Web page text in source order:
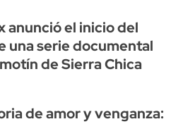
anunció el inicio del
una serie documental
de Sierra Chica
de amor y venganza: